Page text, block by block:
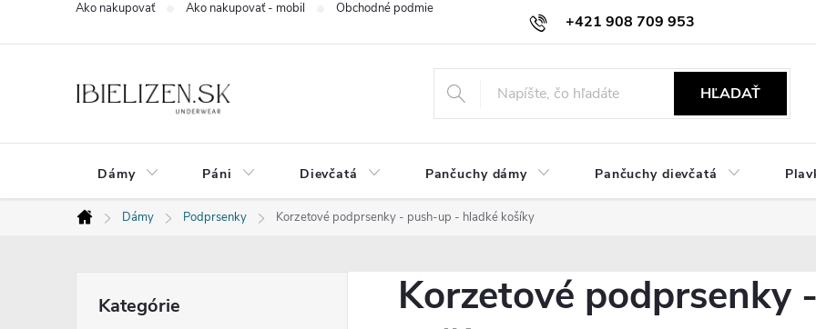
+421 908 709 953
objednavky@ibielizen.sk
Ako nakupovať Ako nakupovať - mobil Obchodné podmienky
HĽADAŤ
Dámy Páni Dievčatá Pančuchy dámy Pančuchy dievčatá
Domov
Dámy Podprsenky Korzetové podprsenky - push-up - hladké košíky
kategórie
Kategórie
Korzetové podprsenky